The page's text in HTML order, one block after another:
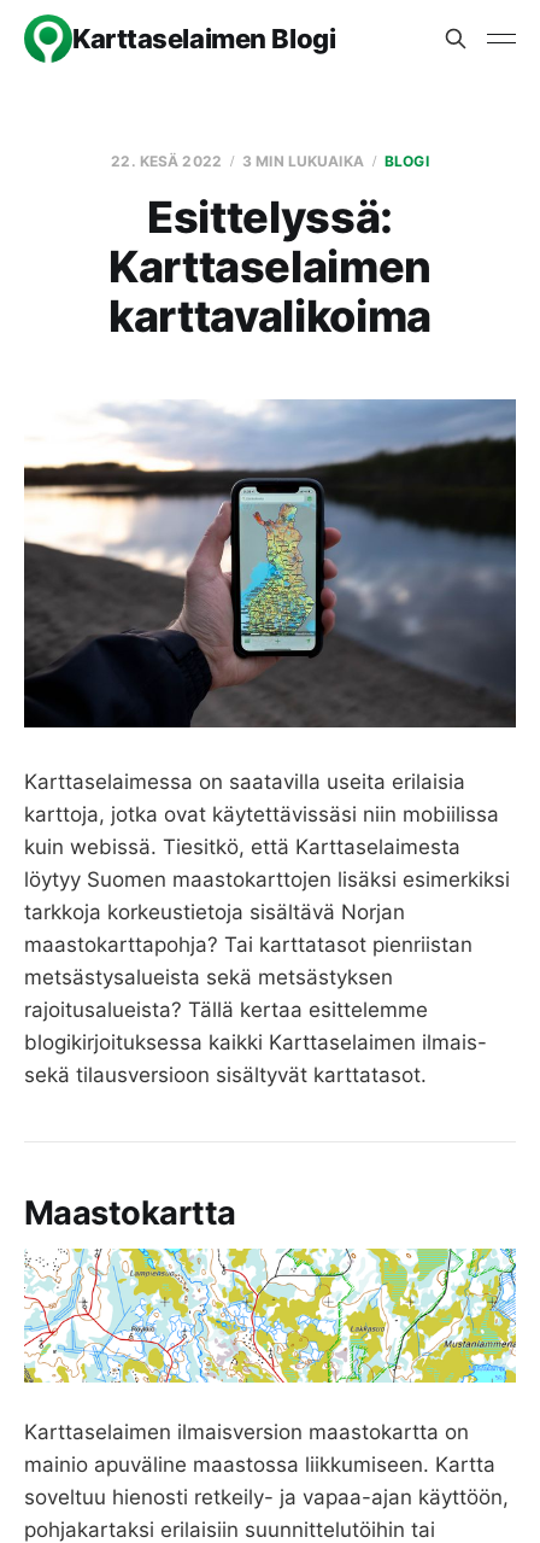
Karttaselaimen Blogi
22. KESÄ 2022 3 MIN LUKUAIKA BLOGI
Esittelyssä:
Karttaselaimen
karttavalikoima
Karttaselaimessa on saatavilla useita erilaisia
karttoja, jotka ovat käytettävissäsi niin mobiilissa
kuin webissä. Tiesitkö, että Karttaselaimesta
löytyy Suomen maastokarttojen lisäksi esimerkiksi
tarkkoja korkeustietoja sisältävä Norjan
maastokarttapohja? Tai karttatasot pienriistan
metsästysalueista sekä metsästyksen
rajoitusalueista? Tällä kertaa esittelemme
blogikirjoituksessa kaikki Karttaselaimen ilmais-
sekä tilausversioon sisältyvät karttatasot.
Maastokartta
Karttaselaimen ilmaisversion maastokartta on
mainio apuväline maastossa liikkumiseen. Kartta
soveltuu hienosti retkeily- ja vapaa-ajan käyttöön,
pohjakartaksi erilaisiin suunnittelutöihin tai